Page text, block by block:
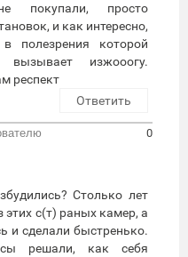
просто
и как интересно,
полезрения которой
изжооогу.
респект
Ответить
0
Столько лет
с(т) раных камер, а
и сделали быстренько.
решали, как себя